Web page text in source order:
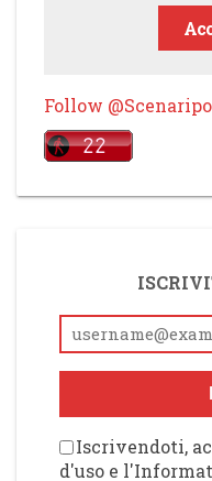
Follow
Iscrivendoti,
d'uso e